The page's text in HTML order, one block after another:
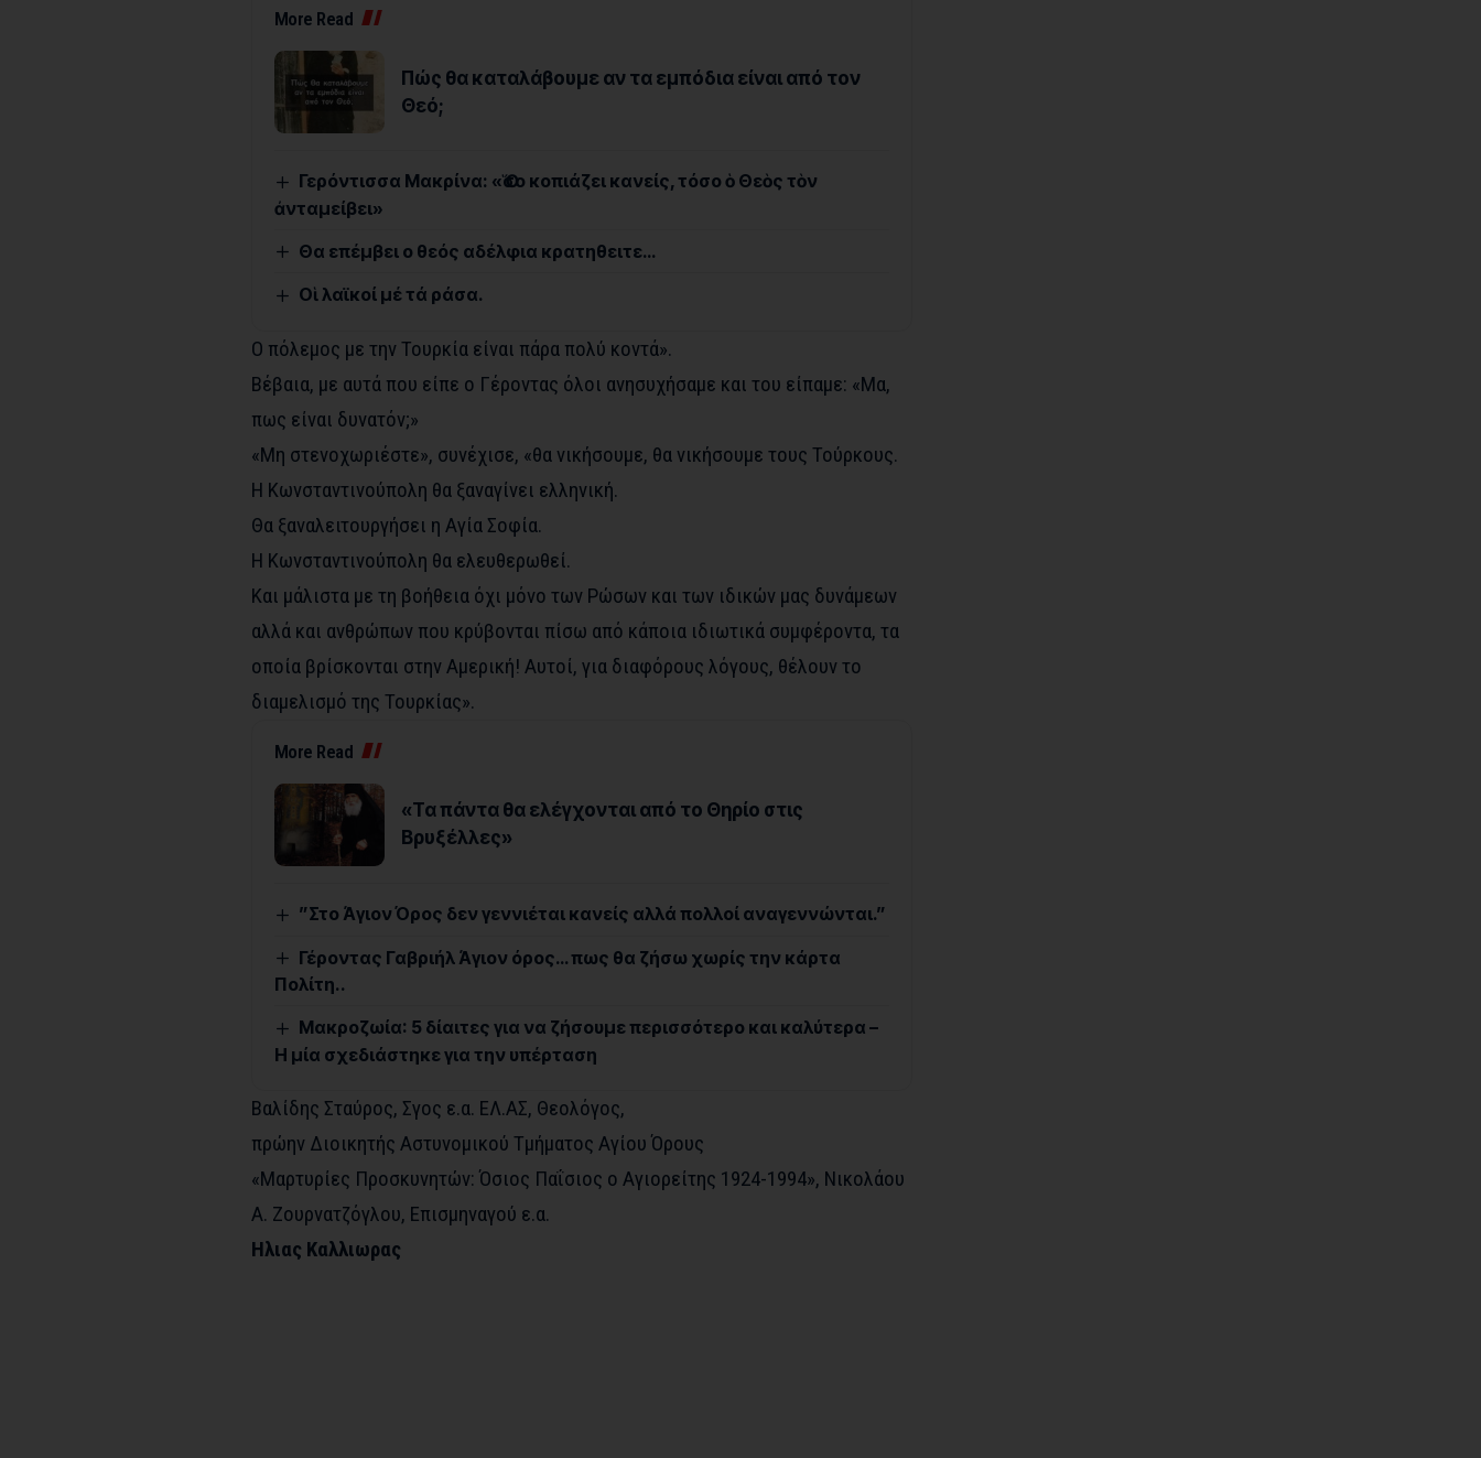
More Read
Πώς θα καταλάβουμε αν τα εμπόδια είναι από τον
Θεό;
Γερόντισσα Μακρίνα: «Ὅσο κοπιάζει κανείς, τόσο ὁ Θεὸς τὸν
ἀνταμείβει»
Θα επέμβει ο θεός αδέλφια κρατηθειτε…
Οἱ λαϊκοί μέ τά ράσα.
Ο πόλεμος με την Τουρκία είναι πάρα πολύ κοντά».
Βέβαια, με αυτά που είπε ο Γέροντας όλοι ανησυχήσαμε και του είπαμε: «Μα,
πως είναι δυνατόν;»
«Μη στενοχωριέστε», συνέχισε, «θα νικήσουμε, θα νικήσουμε τους Τούρκους.
Η Κωνσταντινούπολη θα ξαναγίνει ελληνική.
Θα ξαναλειτουργήσει η Αγία Σοφία.
Η Κωνσταντινούπολη θα ελευθερωθεί.
Και μάλιστα με τη βοήθεια όχι μόνο των Ρώσων και των ιδικών μας δυνάμεων
αλλά και ανθρώπων που κρύβονται πίσω από κάποια ιδιωτικά συμφέροντα, τα
οποία βρίσκονται στην Αμερική! Αυτοί, για διαφόρους λόγους, θέλουν το
διαμελισμό της Τουρκίας».
More Read
«Τα πάντα θα ελέγχονται από το Θηρίο στις
Βρυξέλλες»
”Στο Άγιον Όρος δεν γεννιέται κανείς αλλά πολλοί αναγεννώνται.”
Γέροντας Γαβριήλ Άγιον όρος… πως θα ζήσω χωρίς την κάρτα
Πολίτη..
Μακροζωία: 5 δίαιτες για να ζήσουμε περισσότερο και καλύτερα –
Η μία σχεδιάστηκε για την υπέρταση
Βαλίδης Σταύρος, Σγος ε.α. ΕΛ.ΑΣ, Θεολόγος,
πρώην Διοικητής Αστυνομικού Τμήματος Αγίου Όρους
«Μαρτυρίες Προσκυνητών: Όσιος Παΐσιος ο Αγιορείτης 1924-1994», Νικολάου
Α. Ζουρνατζόγλου, Επισμηναγού ε.α.
Ηλιας Καλλιωρας